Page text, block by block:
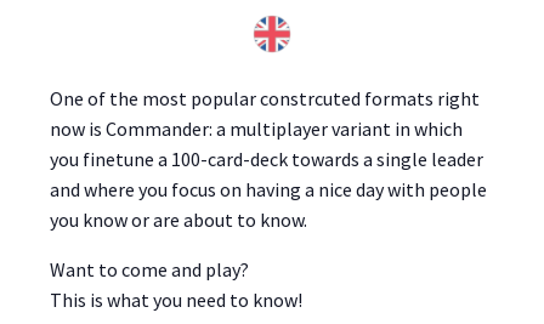
One of the most popular constrcuted formats right
now is Commander: a multiplayer variant in which
you finetune a 100-card-deck towards a single leader
and where you focus on having a nice day with people
you know or are about to know.
Want to come and play?
This is what you need to know!